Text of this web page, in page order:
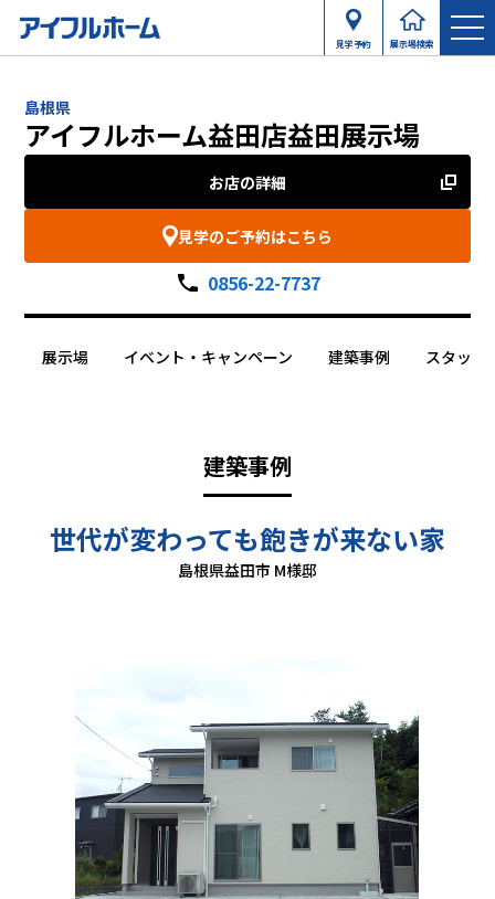
見学予約 展示場検索
島根県
アイフルホーム益田店益田展示場
お店の詳細
見学のご予約はこちら
0856-22-7737
展示場 イベント・キャンペーン 建築事例 スタッフ
建築事例
世代が変わっても飽きが来ない家
島根県益田市 M様邸